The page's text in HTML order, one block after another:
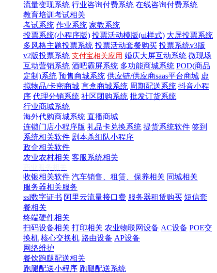
流量变现系统 行业咨询付费系统 在线咨询付费系统
教育培训考试相关
考试系统 作业系统 家教系统
投票系统(小程序版) 投票活动模版(ui样式) 大屏投票系统
多风格主题投票系统 投票活动套餐购买 投票系统v3版
v2版投票系统 支付宝相关应用 婚庆大屏互动系统 微现场
互动营销系统 酒吧霸屏系统 多功能商城系统 POD(商品
定制)系统 预售商城系统 供应链/供应商saas平台商城 虚
拟物品/卡密商城 盲盒商城系统 周期配送系统 抖音小程
序 代理分销系统 社区团购系统 批发订货系统
行业商城系统
海外代购商城系统 直播商城
连锁门店小程序版 礼品卡兑换系统 提货系统软件 签到
系统相关软件 剧本杀组队小程序
政企相关软件
农业农村相关 客服系统相关
收银相关软件 汽车销售、租赁、保养相关 同城相关
服务器相关服务
ssl数字证书 阿里云流量接口费 服务器租赁购买 短信套
餐相关
终端硬件相关
扫码设备相关 打印相关 农业物联网设备 AC设备 POE交
换机 核心交换机 路由设备 AP设备
网络维护
餐饮跑腿配送相关
跑腿配送小程序 跑腿配送系统